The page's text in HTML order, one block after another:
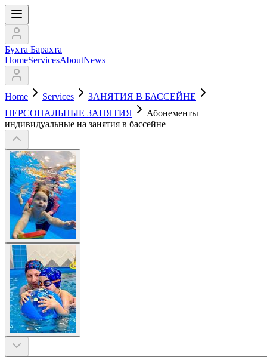
Бухта Барахта
HomeServicesAboutNews
Home Services
ЗАНЯТИЯ В БАССЕЙНЕ
ПЕРСОНАЛЬНЫЕ ЗАНЯТИЯ
Абонементы
индивидуальные на занятия в бассейне